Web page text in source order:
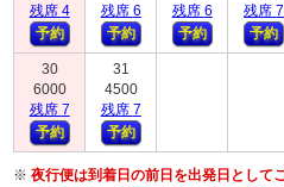
残席 4
予約
残席 6
予約
残席 6
予約
残席7
予約
30
6000
残席 7
予約
31
4500
残席 7
予約
※夜行便は到着日の前日を出発日として